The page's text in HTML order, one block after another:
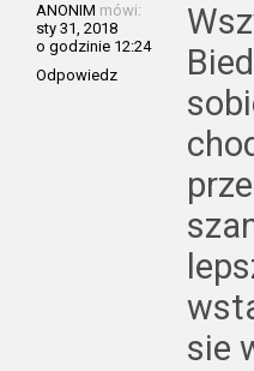
ANONIM mówi:
sty 31, 2018
o godzinie 12:24
Odpowiedz
sie